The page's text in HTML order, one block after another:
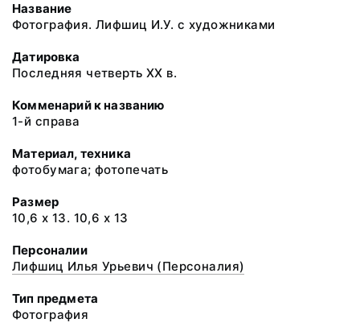
Название
Фотография. Лифшиц И.У. с художниками
Датировка
Последняя четверть XX в.
Комменарий к названию
1-й справа
Материал, техника
фотобумага; фотопечать
Размер
10,6 х 13. 10,6 х 13
Персоналии
Лифшиц Илья Урьевич (Персоналия)
Тип предмета
Фотография